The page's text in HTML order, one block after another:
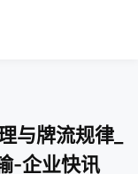
与牌流规律_
-企业快讯